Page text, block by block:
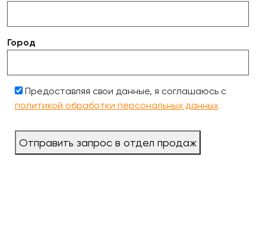
Город
Предоставляя свои данные, я соглашаюсь с
политикой обработки персональных данных
Отправить запрос в отдел продаж